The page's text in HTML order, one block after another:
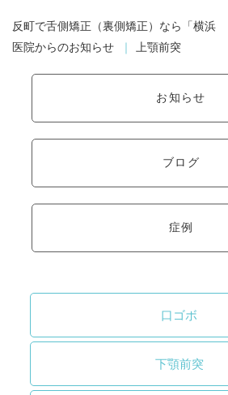
反町で舌側矯正（裏側矯正）なら「横浜
医院からのお知らせ
上顎前突
お知らせ
ブログ
症例
口ゴボ
下顎前突